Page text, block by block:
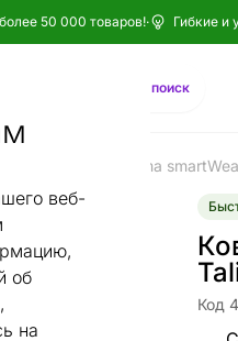
веб-
об
на
50 000 товаров!· Гибкие и
AI-поиск
Ковер Narma
Код